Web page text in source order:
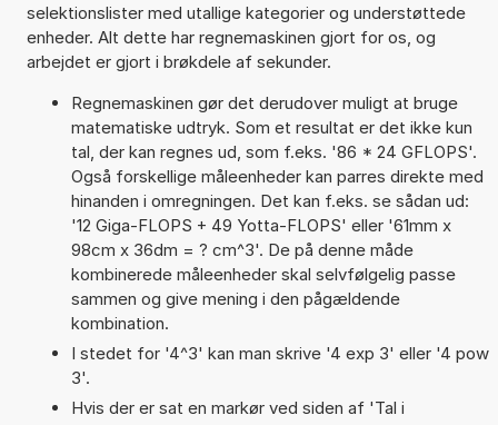
selektionslister med utallige kategorier og understøttede
enheder. Alt dette har regnemaskinen gjort for os, og
arbejdet er gjort i brøkdele af sekunder.
Regnemaskinen gør det derudover muligt at bruge
matematiske udtryk. Som et resultat er det ikke kun
tal, der kan regnes ud, som f.eks. '86 * 24 GFLOPS'.
Også forskellige måleenheder kan parres direkte med
hinanden i omregningen. Det kan f.eks. se sådan ud:
'12 Giga-FLOPS + 49 Yotta-FLOPS' eller '61mm x
98cm x 36dm = ? cm^3'. De på denne måde
kombinerede måleenheder skal selvfølgelig passe
sammen og give mening i den pågældende
kombination.
I stedet for '4^3' kan man skrive '4 exp 3' eller '4 pow
3'.
Hvis der er sat en markør ved siden af 'Tal i